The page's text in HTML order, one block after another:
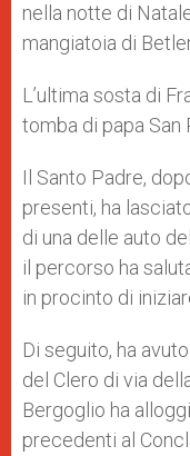
nella notte di
mangiatoia di
L’ultima sosta di
tomba di papa San
Il Santo Padre,
presenti, ha
di una delle auto
il percorso ha
in procinto di
Di seguito, ha
del Clero di via
Bergoglio ha
precedenti al